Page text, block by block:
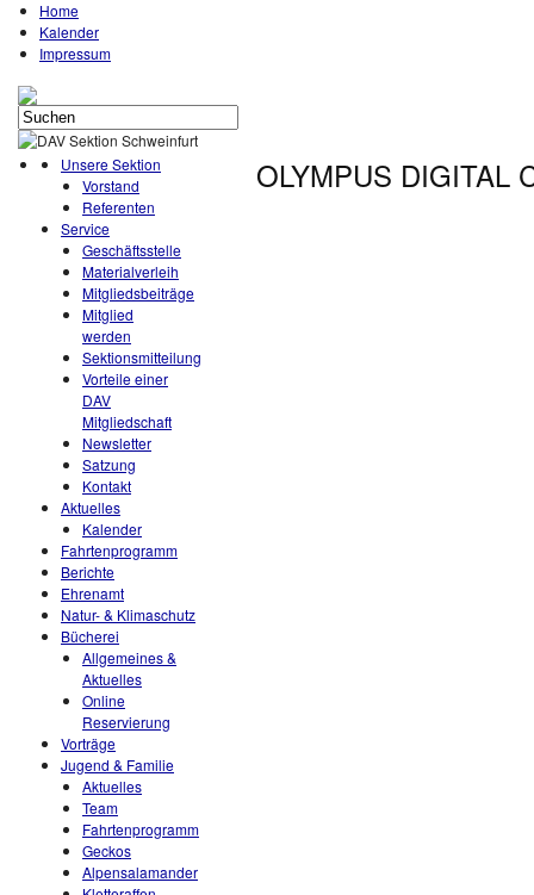
Home
Kalender
Impressum
Unsere Sektion
Vorstand
Referenten
Service
Geschäftsstelle
Materialverleih
Mitgliedsbeiträge
Mitglied
werden
Sektionsmitteilung
Vorteile einer
DAV
Mitgliedschaft
Newsletter
Satzung
Kontakt
Aktuelles
Kalender
Fahrtenprogramm
Berichte
Ehrenamt
Natur- & Klimaschutz
Bücherei
Allgemeines &
Aktuelles
Online
Reservierung
Vorträge
Jugend & Familie
Aktuelles
Team
Fahrtenprogramm
Geckos
Alpensalamander
OLYMPUS DIGITAL